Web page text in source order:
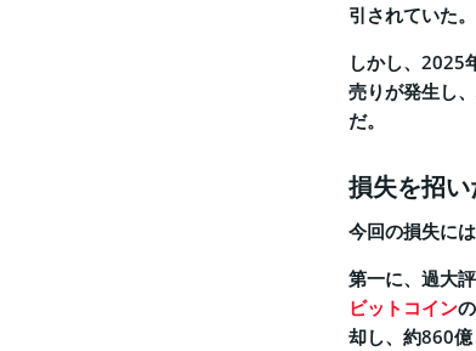
引されていた。
しかし、2025
売りが発生し
だ。
損失を招
今回の損失に
第一に、過大
ビットコイン
却し、約860億